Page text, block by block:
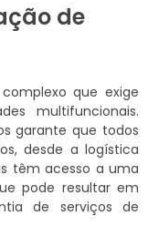
de
que exige
multifuncionais.
garante que todos
desde a logística
têm acesso a uma
pode resultar em
de serviços de